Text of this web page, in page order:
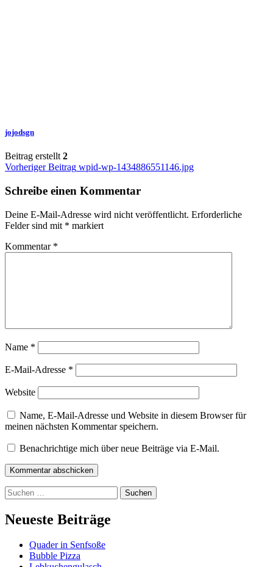
jojodsgn
Beitrag erstellt 2
Beitragsnavigation
Vorheriger Beitrag wpid-wp-1434886551146.jpg
Schreibe einen Kommentar
Deine E-Mail-Adresse wird nicht veröffentlicht. Erforderliche
Felder sind mit * markiert
Kommentar *
Name *
E-Mail-Adresse *
Website
Name, E-Mail-Adresse und Website in diesem Browser für
meinen nächsten Kommentar speichern.
Benachrichtige mich über neue Beiträge via E-Mail.
Kommentar abschicken
Suchen
nach:
Neueste Beiträge
Quader in Senfsoße
Bubble Pizza